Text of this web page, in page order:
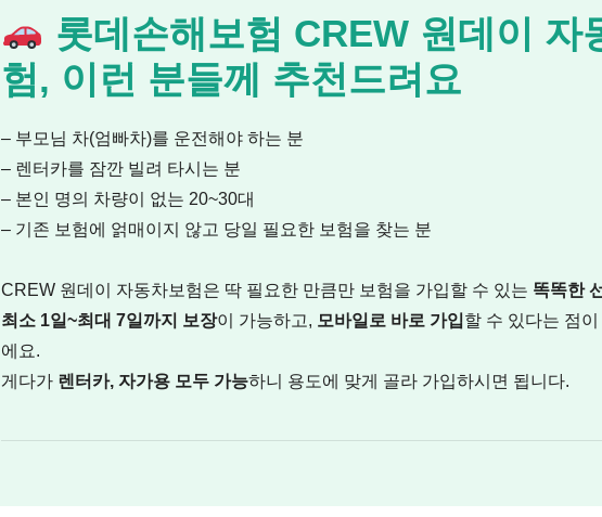
롯데손해보험 CREW 원데이 자
험, 이런 분들께 추천드려요
– 부모님 차(엄빠차)를 운전해야 하는 분
– 렌터카를 잠깐 빌려 타시는 분
– 본인 명의 차량이 없는 20~30대
– 기존 보험에 얽매이지 않고 당일 필요한 보험을 찾는 분
CREW 원데이 자동차보험은 딱 필요한 만큼만 보험을 가입할 수 있는 똑똑한
최소 1일~최대 7일까지 보장이 가능하고, 모바일로 바로 가입할 수 있다는 점
에요.
게다가 렌터카, 자가용 모두 가능하니 용도에 맞게 골라 가입하시면 됩니다.